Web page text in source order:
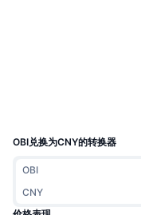
OBI兑换为CNY的转换器
OBI
CNY